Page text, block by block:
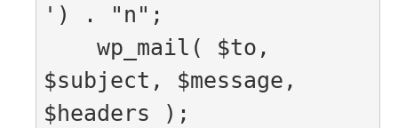
') . "n";
$subject, $message,
$headers );